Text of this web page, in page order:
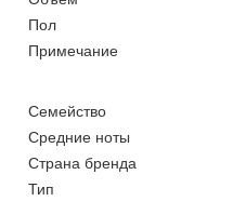
Пол
Примечание
Семейство
Средние ноты
Страна бренда
Тип